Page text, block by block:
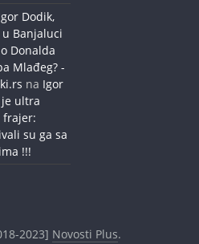
Dodik,
Banjaluci
Donalda
Mlađeg? -
na Igor
ultra
frajer:
su ga sa
!!!
2023] Novosti Plus.